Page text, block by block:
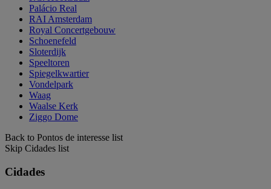
Palácio Real
RAI Amsterdam
Royal Concertgebouw
Schoenefeld
Sloterdijk
Speeltoren
Spiegelkwartier
Vondelpark
Waag
Waalse Kerk
Ziggo Dome
Back to Pontos de interesse list
Skip Cidades list
Cidades